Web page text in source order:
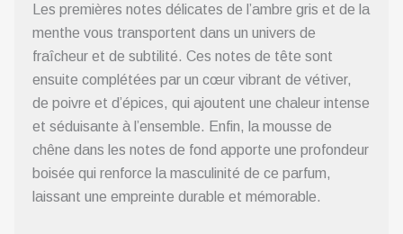
Les premières notes délicates de l’ambre gris et de la
menthe vous transportent dans un univers de
fraîcheur et de subtilité. Ces notes de tête sont
ensuite complétées par un cœur vibrant de vétiver,
de poivre et d’épices, qui ajoutent une chaleur intense
et séduisante à l’ensemble. Enfin, la mousse de
chêne dans les notes de fond apporte une profondeur
boisée qui renforce la masculinité de ce parfum,
laissant une empreinte durable et mémorable.